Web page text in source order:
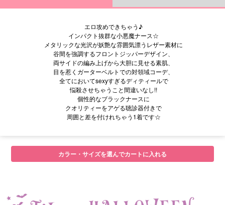
エロ攻めできちゃう♪
インパクト抜群な小悪魔ナース☆
メタリックな光沢が妖艶な雰囲気漂うレザー素材に
谷間を強調するフロントジッパーデザイン、
両サイドの編み上げから大胆に見せる素肌、
目を惹くガーターベルトでの対領域コーデ、
全てにおいてsexyすぎるディティールで
悩殺させちゃうこと間違いなし!!
個性的なブラックナースに
クオリティーをアゲる聴診器付きで
周囲と差を付けれちゃう1着です☆
カラー・サイズを選んでカートに入れる